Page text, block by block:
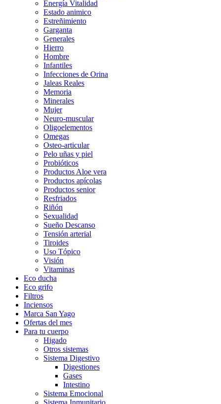
Energía Vitalidad
Estado animico
Estreñimiento
Garganta
Generales
Hierro
Hombre
Infantiles
Infecciones de Orina
Jaleas Reales
Memoria
Minerales
Mujer
Neuro-muscular
Oligoelementos
Omegas
Osteo-articular
Pelo uñas y piel
Probióticos
Productos Aloe vera
Productos apícolas
Productos senior
Resfriados
Riñón
Sexualidad
Sueño Descanso
Tensión arterial
Tiroides
Uso Tópico
Visión
Vitaminas
Eco ducha
Eco grifo
Filtros
Inciensos
Marca San Yago
Ofertas del mes
Para tu cuerpo
Higado
Otros sistemas
Sistema Digestivo
Digestiones
Gases
Intestino
Sistema Emocional